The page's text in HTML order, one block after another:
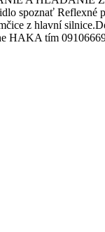
Reflexné
z hlavní
HAKA tím